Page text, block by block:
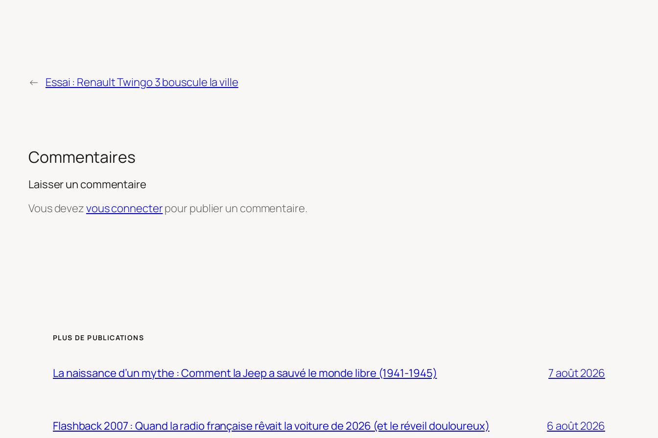
← Essai : Renault Twingo 3 bouscule la ville
Commentaires
Laisser un commentaire
Vous devezvous connecterpour publier un commentaire.
PLUS DE PUBLICATIONS
La naissance d’un mythe : Comment la Jeep a sauvé le monde libre (1941-1945) 7 août 2026
Flashback 2007 : Quand la radio française rêvait la voiture de 2026 (et le réveil douloureux) 6 août 2026